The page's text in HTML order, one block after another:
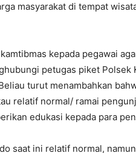
masyarakat di tempat
kepada pegawai
petugas piket Polsek
turut menambahkan
relatif normal/ ramai
edukasi kepada para
saat ini relatif normal,